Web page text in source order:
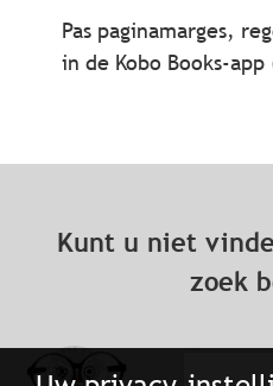
Pas paginamarges,
in de Kobo Books-
Kunt u niet
zoek